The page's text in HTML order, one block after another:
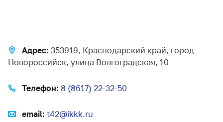
Адрес: 353919, Краснодарский край, город
Новороссийск, улица Волгоградская, 10
Телефон: 8 (8617) 22-32-50
email: t42@ikkk.ru